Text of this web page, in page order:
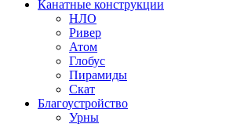
Канатные конструкции
НЛО
Ривер
Атом
Глобус
Пирамиды
Скат
Благоустройство
Урны